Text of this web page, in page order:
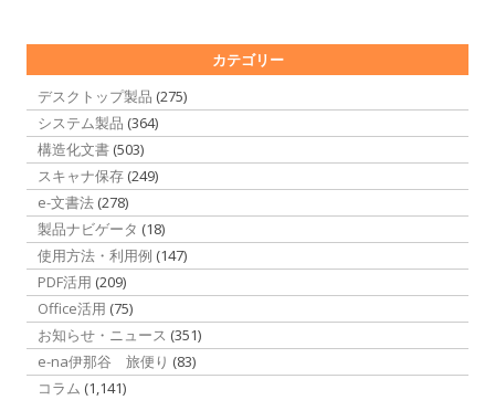
カテゴリー
デスクトップ製品 (275)
システム製品 (364)
構造化文書 (503)
スキャナ保存 (249)
e-文書法 (278)
製品ナビゲータ (18)
使用方法・利用例 (147)
PDF活用 (209)
Office活用 (75)
お知らせ・ニュース (351)
e-na伊那谷 旅便り (83)
コラム (1,141)